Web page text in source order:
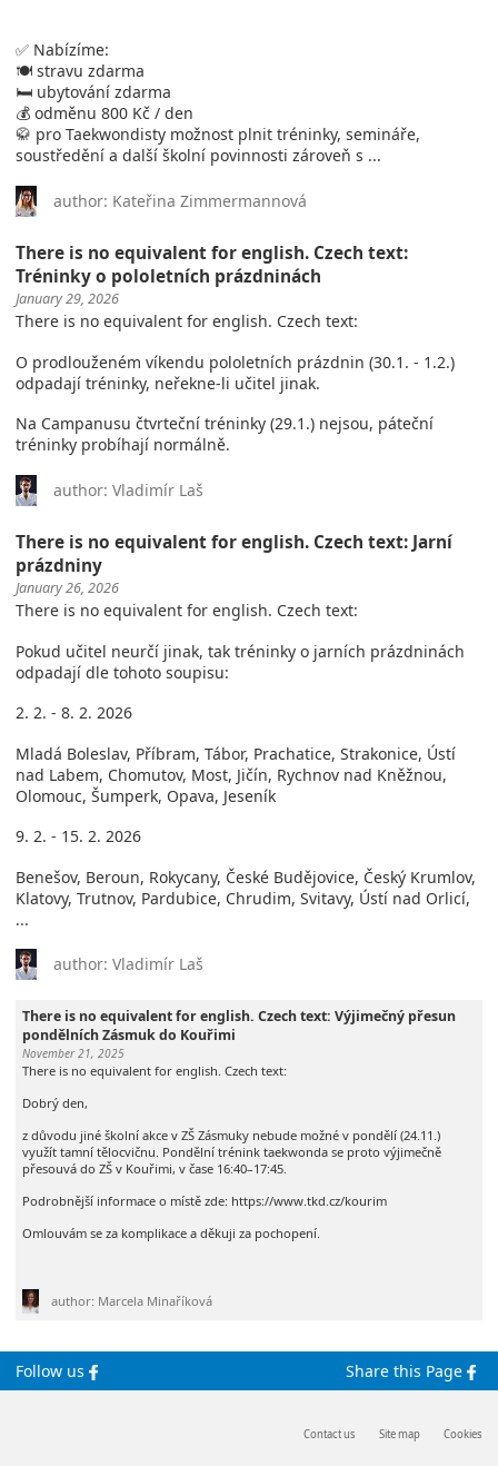
✅ Nabízíme:
🍽️ stravu zdarma
🛏️ ubytování zdarma
💰 odměnu 800 Kč / den
🥋 pro Taekwondisty možnost plnit tréninky, semináře,
soustředění a další školní povinnosti zároveň s ...
author: Kateřina Zimmermannová
There is no equivalent for english. Czech text:
Tréninky o pololetních prázdninách
January 29, 2026
There is no equivalent for english. Czech text:
O prodlouženém víkendu pololetních prázdnin (30.1. - 1.2.)
odpadají tréninky, neřekne-li učitel jinak.
Na Campanusu čtvrteční tréninky (29.1.) nejsou, páteční
tréninky probíhají normálně.
author: Vladimír Laš
There is no equivalent for english. Czech text: Jarní
prázdniny
January 26, 2026
There is no equivalent for english. Czech text:
Pokud učitel neurčí jinak, tak tréninky o jarních prázdninách
odpadají dle tohoto soupisu:
2. 2. - 8. 2. 2026
Mladá Boleslav, Příbram, Tábor, Prachatice, Strakonice, Ústí
nad Labem, Chomutov, Most, Jičín, Rychnov nad Kněžnou,
Olomouc, Šumperk, Opava, Jeseník
9. 2. - 15. 2. 2026
Benešov, Beroun, Rokycany, České Budějovice, Český Krumlov,
Klatovy, Trutnov, Pardubice, Chrudim, Svitavy, Ústí nad Orlicí,
...
author: Vladimír Laš
There is no equivalent for english. Czech text: Výjimečný přesun
pondělních Zásmuk do Kouřimi
November 21, 2025
There is no equivalent for english. Czech text:
Dobrý den,
z důvodu jiné školní akce v ZŠ Zásmuky nebude možné v pondělí (24.11.)
využít tamní tělocvičnu. Pondělní trénink taekwonda se proto výjimečně
přesouvá do ZŠ v Kouřimi, v čase 16:40–17:45.
Podrobnější informace o místě zde: https://www.tkd.cz/kourim
Omlouvám se za komplikace a děkuji za pochopení.
author: Marcela Minaříková
Follow us Share this Page
Contact us Site map Cookies